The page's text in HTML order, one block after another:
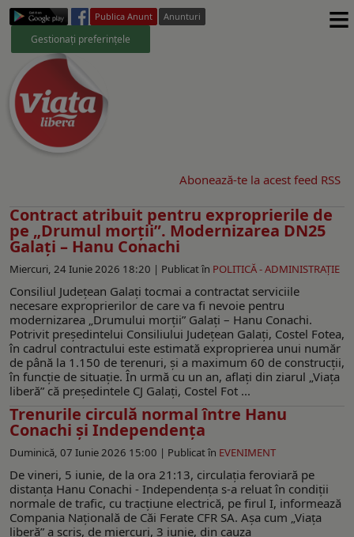
Publica Anunt Anunturi
Gestionați preferințele ≡
Abonează-te la acest feed RSS
Contract atribuit pentru exproprierile de
pe „Drumul morții”. Modernizarea DN25
Galați – Hanu Conachi
Miercuri, 24 Iunie 2026 18:20 | Publicat în POLITICĂ - ADMINISTRAŢIE
Consiliul Județean Galați tocmai a contractat serviciile
necesare exproprierilor de care va fi nevoie pentru
modernizarea „Drumului morții” Galați – Hanu Conachi.
Potrivit președintelui Consiliului Județean Galați, Costel Fotea,
în cadrul contractului este estimată exproprierea unui număr
de până la 1.150 de terenuri, și a maximum 60 de construcții,
în funcție de situație. În urmă cu un an, aflați din ziarul „Viața
liberă” că președintele CJ Galați, Costel Fot ...
Trenurile circulă normal între Hanu
Conachi și Independența
Duminică, 07 Iunie 2026 15:00 | Publicat în EVENIMENT
De vineri, 5 iunie, de la ora 21:13, circulația feroviară pe
distanța Hanu Conachi - Independența s-a reluat în condiții
normale de trafic, cu tracțiune electrică, pe firul I, informează
Compania Națională de Căi Ferate CFR SA. Așa cum „Viața
liberă” a scris, de miercuri, 3 iunie, din cauza